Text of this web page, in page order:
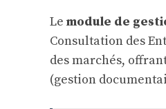
Le module de
Consultation des
des marchés,
(gestion